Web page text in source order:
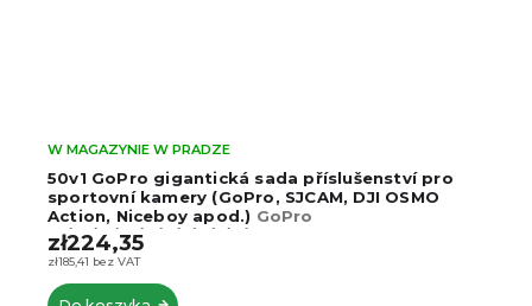
50v1 GoPro gigantická sada příslušenství pro
sportovní kamery (GoPro, SJCAM, DJI OSMO
Action, Niceboy apod.) GoPro
13/12/11/10/9/8/7/6/5/4/3
W MAGAZYNIE W PRADZE
zł185,41 bez VAT
zł224,35